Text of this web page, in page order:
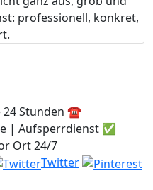
professionell, konkret,
24 Stunden ☎️
| Aufsperrdienst ✅
Ort 24/7
Twitter